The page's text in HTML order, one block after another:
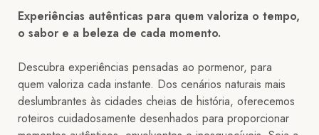
Experiências autênticas para quem valoriza o tempo,
o sabor e a beleza de cada momento.
Descubra experiências pensadas ao pormenor, para
quem valoriza cada instante. Dos cenários naturais mais
deslumbrantes às cidades cheias de história, oferecemos
roteiros cuidadosamente desenhados para proporcionar